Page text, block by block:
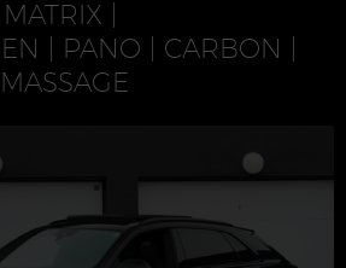
|
| PANO | CARBON |